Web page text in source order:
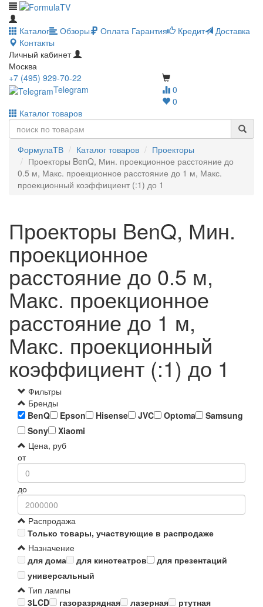
Каталог Обзоры Оплата Гарантия Кредит
Доставка
Контакты
Личный кабинет
Москва
0
0
+7 (495) 929-70-22
Telegram
Каталог товаров
ФормулаТВ Каталог товаров
Проекторы
Проекторы BenQ, Мин. проекционное расстояние до
0.5 м, Макс. проекционное расстояние до 1 м, Макс.
проекционный коэффициент (:1) до 1
Проекторы BenQ, Мин.
проекционное
расстояние до 0.5 м,
Макс. проекционное
расстояние до 1 м,
Макс. проекционный
коэффициент (:1) до 1
Фильтры
Бренды
BenQ
Epson Hisense JVC Optoma
Samsung
Sony
Xiaomi
Цена, руб
от
до
Распродажа
Только товары, участвующие в распродаже
Назначение
для дома
для кинотеатров
для презентаций
универсальный
Тип лампы
3LCD
газоразрядная лазерная
ртутная